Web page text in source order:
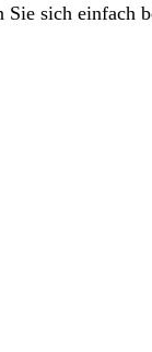
Sie sich einfach